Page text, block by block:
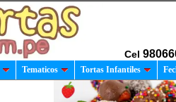
Cel
Tematicos Tortas Infantiles